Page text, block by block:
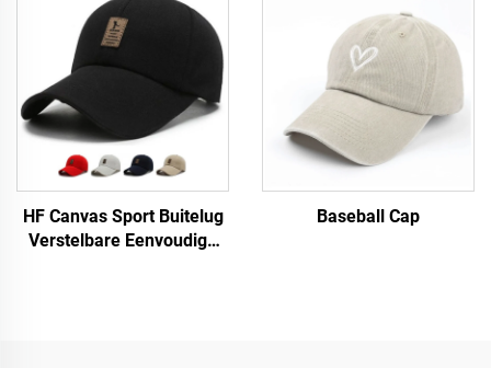
HF Canvas Sport Buitelug
Verstelbare Eenvoudige
Baseball Cap